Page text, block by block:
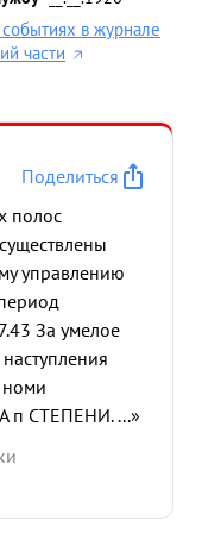
ртиллерия
этом и
разработал
в глубину 26
1942
подавление
огневых
обороны
танков и
раз.
событиях в журнале
части
Поделиться
полос
управлению
За умелое
п СТЕПЕНИ. ...»